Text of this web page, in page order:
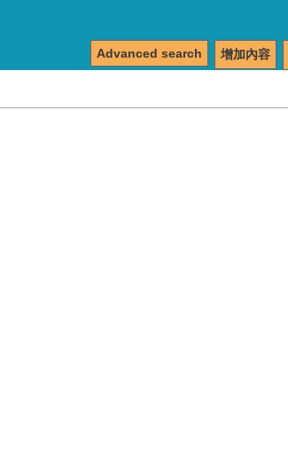
增加內容
Advanced search